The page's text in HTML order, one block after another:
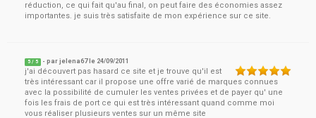
réduction, ce qui fait qu'au final, on peut faire des économies assez
importantes. je suis très satisfaite de mon expérience sur ce site.
5 / 5 - parjelena67le 24/09/2011
j'ai découvert pas hasard ce site et je trouve qu'il est
très intéressant car il propose une offre varié de marques connues
avec la possibilité de cumuler les ventes privées et de payer qu' une
fois les frais de port ce qui est très intéressant quand comme moi
vous réaliser plusieurs ventes sur un même site